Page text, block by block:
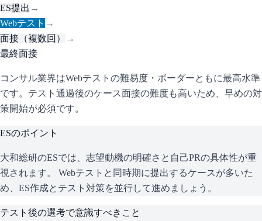
ES提出 →
Webテスト →
面接（複数回）
→
最終面接
コンサル業界はWebテストの難易度・ボーダーともに最高水準
です。テスト通過後のケース面接の難度も高いため、早めの対
策開始が必須です。
ESのポイント
大和総研のESでは、志望動機の明確さと自己PRの具体性が重
視されます。 Webテストと同時期に提出するケースが多いた
め、ES作成とテスト対策を並行して進めましょう。
テスト後の選考で意識すべきこと